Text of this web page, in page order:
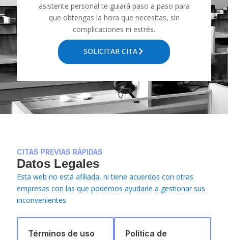
asistente personal te guiará paso a paso para
que obtengas la hora que necesitas, sin
complicaciones ni estrés.
SOLICITAR CITA
CITAS PREVIAS RÁPIDAS
Datos Legales
Esta web no está afiliada, ni tiene acuerdos con otras
empresas con las que podemos ayudarle a gestionar sus
inconvenientes
Términos de uso
Política de